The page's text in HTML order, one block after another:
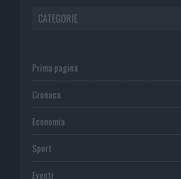
CATEGORIE
Prima pagina
Cronaca
Economia
Sport
Eventi